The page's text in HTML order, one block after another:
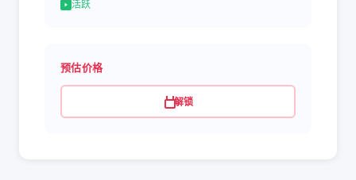
活跃
预估价格
解锁